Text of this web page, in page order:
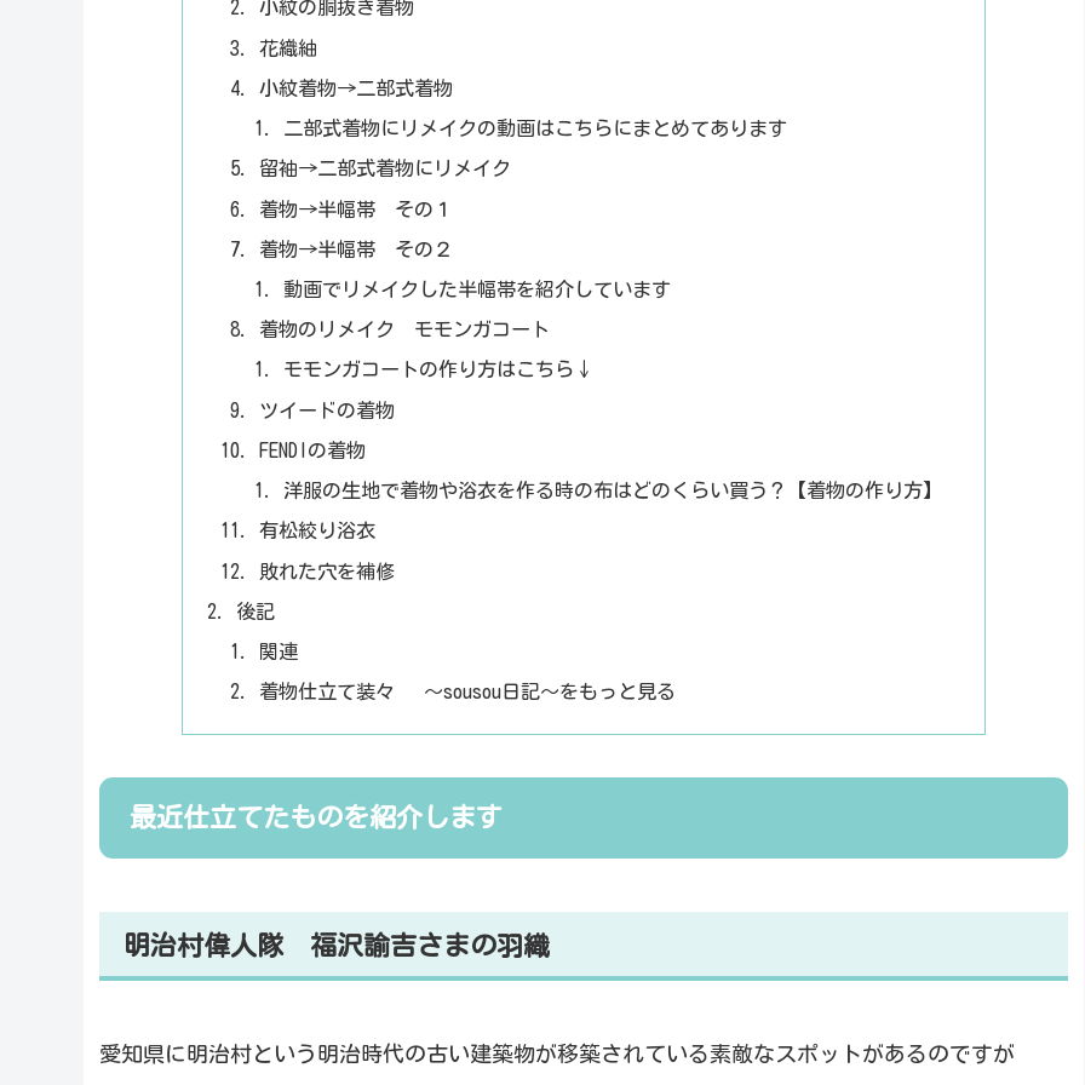
小紋の胴抜き着物
花織紬
小紋着物→二部式着物
二部式着物にリメイクの動画はこちらにまとめてあります
留袖→二部式着物にリメイク
着物→半幅帯 その１
着物→半幅帯 その２
動画でリメイクした半幅帯を紹介しています
着物のリメイク モモンガコート
モモンガコートの作り方はこちら↓
ツイードの着物
FENDIの着物
洋服の生地で着物や浴衣を作る時の布はどのくらい買う？【着物の作り方】
有松絞り浴衣
敗れた穴を補修
後記
関連
着物仕立て装々 ～sousou日記～をもっと見る
最近仕立てたものを紹介します
明治村偉人隊 福沢諭吉さまの羽織
愛知県に明治村という明治時代の古い建築物が移築されている素敵なスポットがあるのですが